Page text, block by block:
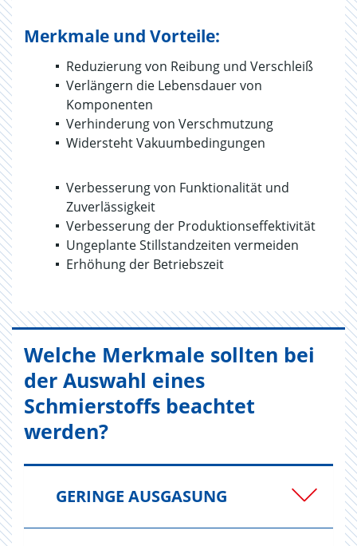
Merkmale und Vorteile:
Reduzierung von Reibung und Verschleiß
Verlängern die Lebensdauer von
Komponenten
Verhinderung von Verschmutzung
Widersteht Vakuumbedingungen
Verbesserung von Funktionalität und
Zuverlässigkeit
Verbesserung der Produktionseffektivität
Ungeplante Stillstandzeiten vermeiden
Erhöhung der Betriebszeit
Welche Merkmale sollten bei
der Auswahl eines
Schmierstoffs beachtet
werden?
GERINGE AUSGASUNG